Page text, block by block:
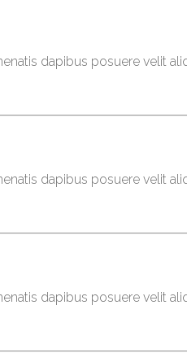
dapibus posuere velit
dapibus posuere velit
dapibus posuere velit